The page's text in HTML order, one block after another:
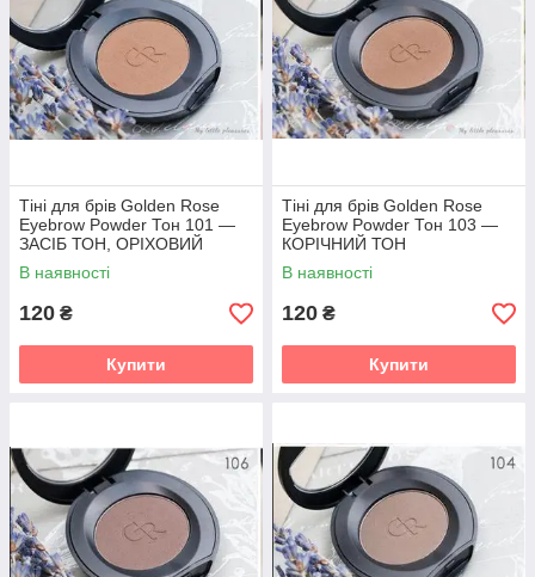
Тіні для брів Golden Rose
Eyebrow Powder Тон 101 —
ЗАСІБ ТОН, ОРІХОВИЙ
ВІДТЕНОК
В наявності
120 ₴
Купити
Тіні для брів Golden Rose
Eyebrow Powder Тон 103 —
КОРІЧНИЙ ТОН
В наявності
120 ₴
Купити